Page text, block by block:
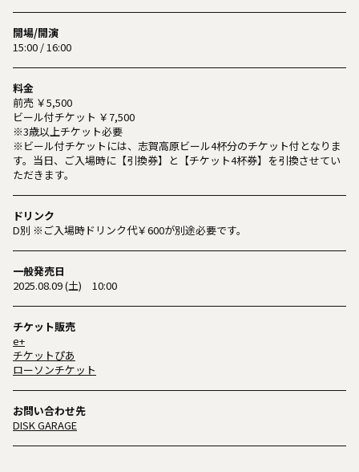
開場/開演
15:00 / 16:00
料金
前売 ￥5,500
ビール付チケット ￥7,500
※3歳以上チケット必要
※ビール付チケットには、志賀高原ビール4杯分のチケット付となりま
す。当日、ご入場時に【引換券】と【チケット4杯券】を引換させてい
ただきます。
ドリンク
D別 ※ご入場時ドリンク代￥600が別途必要です。
一般発売日
2025.08.09 (土) 10:00
チケット販売
e+
チケットぴあ
ローソンチケット
お問い合わせ先
DISK GARAGE